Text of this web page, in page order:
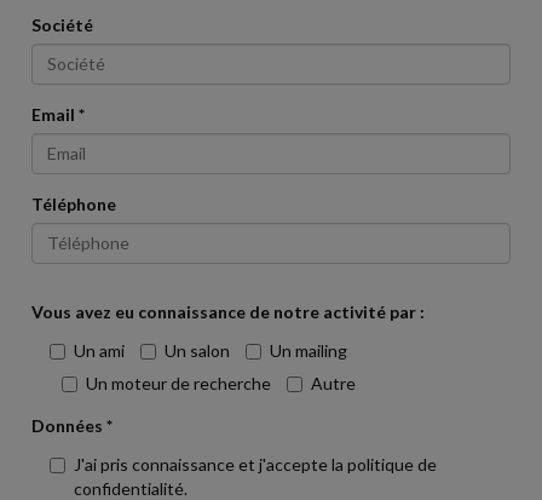
Société
Email *
Téléphone
Vous avez eu connaissance de notre activité par :
Un ami
Un salon
Un mailing
Un moteur de recherche
Autre
Données *
J'ai pris connaissance et j'accepte la politique de
confidentialité.